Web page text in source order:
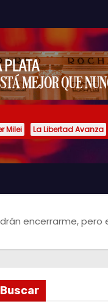
Milei La Libertad Avanza
encerrarme,
Buscar